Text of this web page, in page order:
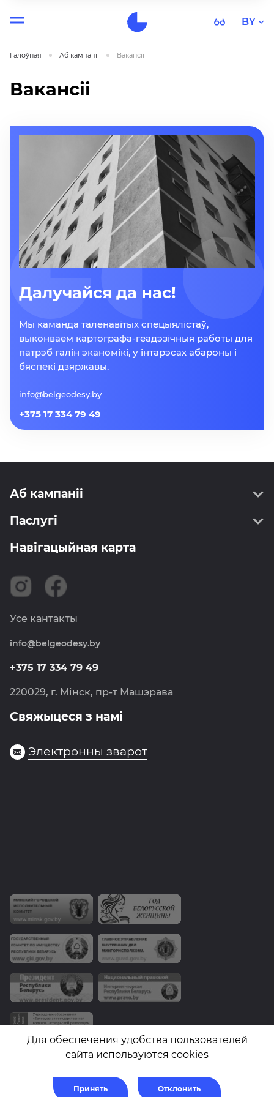
BY
Галоўная Аб кампанii Вакансіі
Вакансіі
Далучайся да нас!
Мы каманда таленавітых спецыялістаў,
выконваем картографа-геадэзічныя работы для
патрэб галін эканомікі, у інтарэсах абароны і
бяспекі дзяржавы.
info@belgeodesy.by
+375 17 334 79 49
Аб кампаніі
Пра нас
Кіраўніцтва
Сертыфікаты
Вакансіі
Навіны
Паслугі
Геадэзія
ССДП РБ
Метралогія
Навігацыя
Фотаграмметрыя
Навігацыйная карта
Свяжыцеся з намі
220029, г. Мінск, пр-т Машэрава
+375 17 334 79 49
info@belgeodesy.by
Усе кантакты
Электронны зварот
© Дзяржаўны камітэт па маёмасці РБ. 2010-2026, Дзяржаўнае
прадпрыемства «Белгеадэзія»
Для обеспечения удобства пользователей
сайта используются cookies
Принять Отклонить